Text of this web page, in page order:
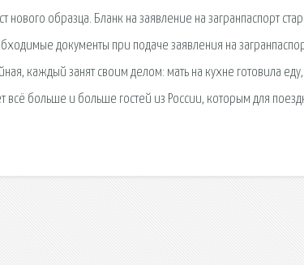
образца. Бланк на заявление на загранпаспорт
документы при подаче заявления на
каждый занят своим делом: мать на кухне готовила
больше и больше гостей из России, которым для